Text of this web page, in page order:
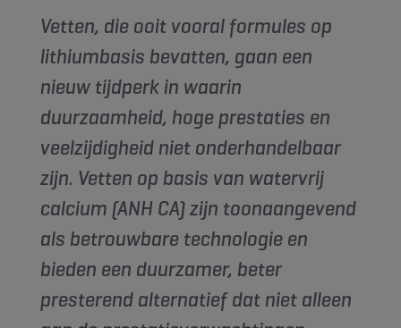
Vetten, die ooit vooral formules op
lithiumbasis bevatten, gaan een
nieuw tijdperk in waarin
duurzaamheid, hoge prestaties en
veelzijdigheid niet onderhandelbaar
zijn. Vetten op basis van watervrij
calcium (ANH CA) zijn toonaangevend
als betrouwbare technologie en
bieden een duurzamer, beter
presterend alternatief dat niet alleen